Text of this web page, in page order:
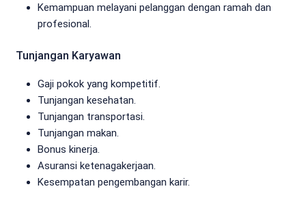
Kemampuan melayani pelanggan dengan ramah dan
profesional.
Tunjangan Karyawan
Gaji pokok yang kompetitif.
Tunjangan kesehatan.
Tunjangan transportasi.
Tunjangan makan.
Bonus kinerja.
Asuransi ketenagakerjaan.
Kesempatan pengembangan karir.